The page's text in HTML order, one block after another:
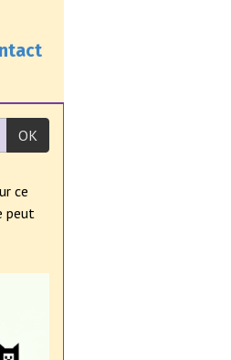
OK
ce
peut